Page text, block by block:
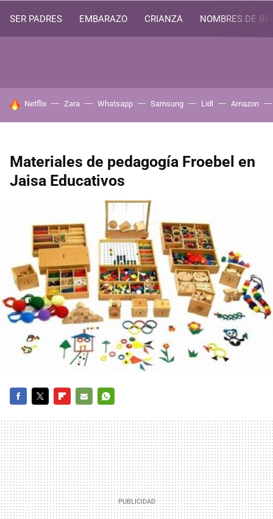
SER PADRES EMBARAZO CRIANZA NOMBRES DE
HOY SE HABLA DE
Netflix Zara Whatsapp Samsung Lidl Amazon
Materiales de pedagogía Froebel en
Jaisa Educativos
MAIL